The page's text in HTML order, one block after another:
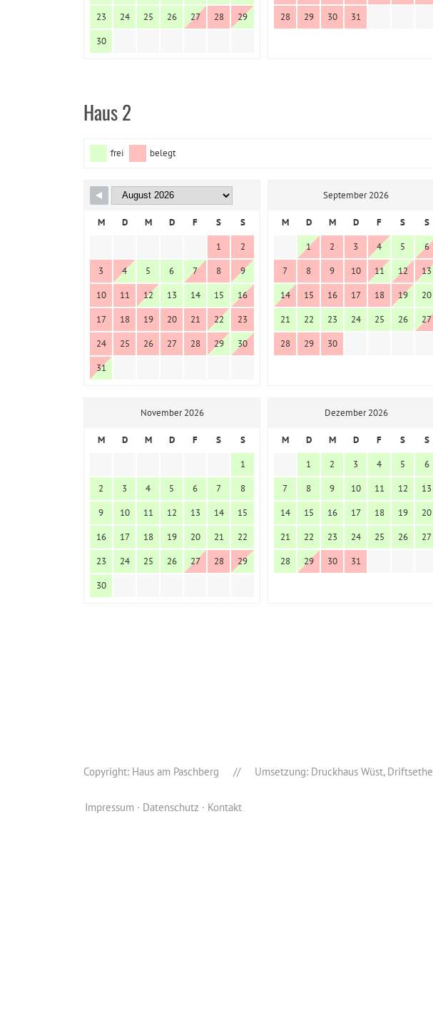
23
24 25 26 27 28
29
30
28
29 30 31
Haus 2
frei belegt
M D M D F S
S
1
2
3
4 5 6 7 8
9
10
11 12 13 14 15
16
17
18 19 20 21 22
23
24
25 26 27 28 29
30
31
September 2026
M D M D F S
S
1
2 3 4 5
6
7
8 9 10 11 12
13
14
15 16 17 18 19
20
21
22 23 24 25 26
27
28
29 30
November 2026
M D M D F S
S
1
2
3 4 5 6 7
8
9
10 11 12 13 14
15
16
17 18 19 20 21
22
23
24 25 26 27 28
29
30
Dezember 2026
M D M D F S
S
1
2 3 4 5
6
7
8 9 10 11 12
13
14
15 16 17 18 19
20
21
22 23 24 25 26
27
28
29 30 31
Copyright: Haus am Paschberg // Umsetzung: Druckhaus Wüst, Driftsethe
Impressum Datenschutz Kontakt